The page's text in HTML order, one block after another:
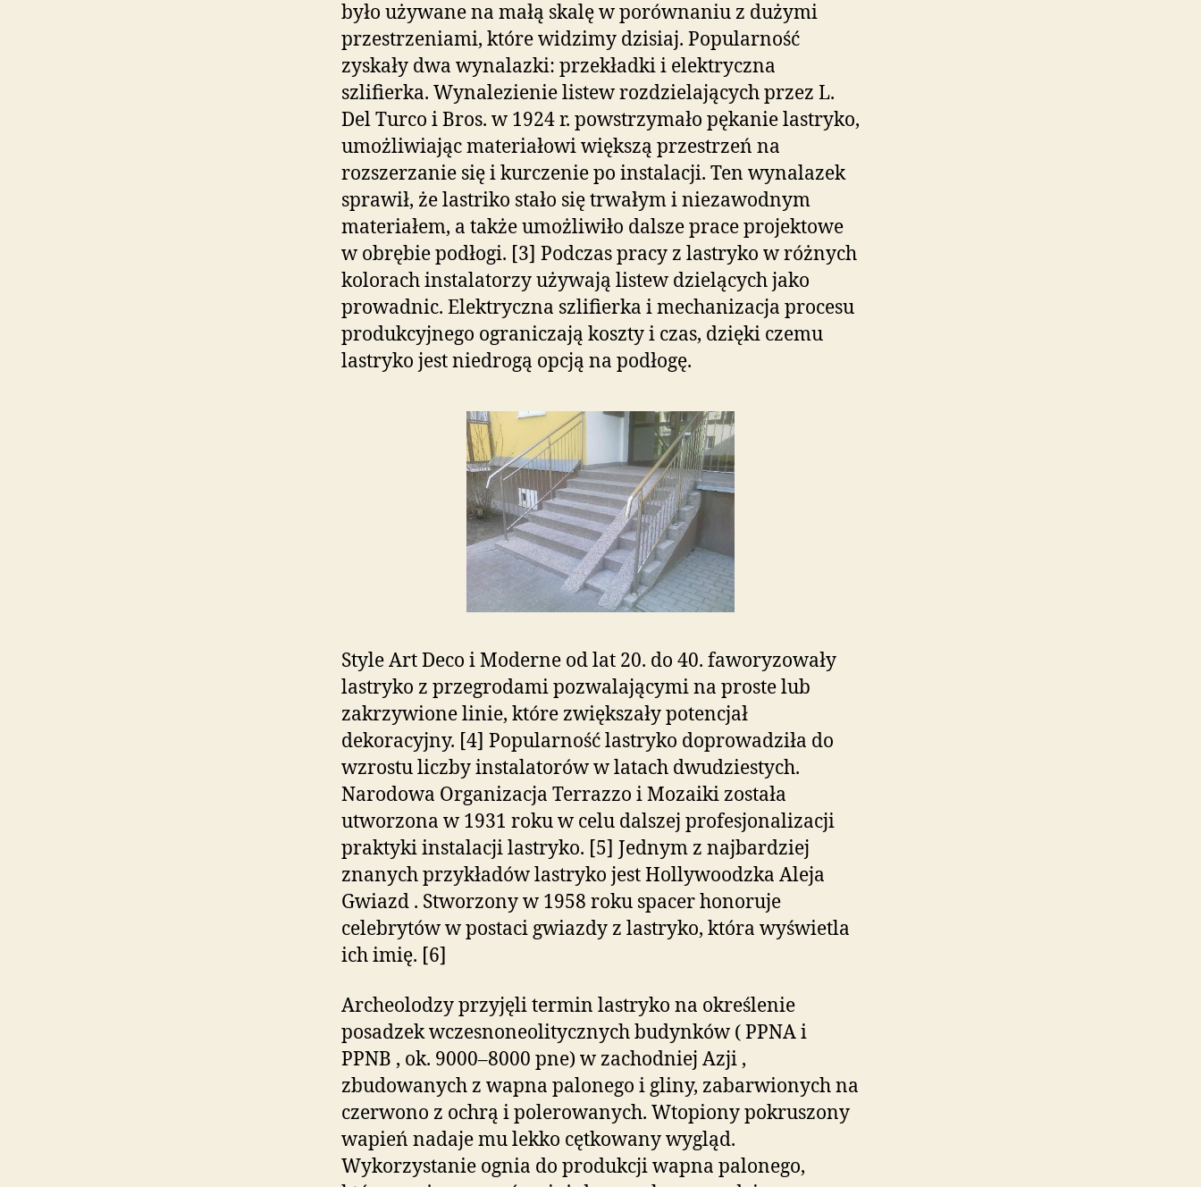
było używane na małą skalę w porównaniu z dużymi
przestrzeniami, które widzimy dzisiaj. Popularność
zyskały dwa wynalazki: przekładki i elektryczna
szlifierka. Wynalezienie listew rozdzielających przez L.
Del Turco i Bros. w 1924 r. powstrzymało pękanie lastryko,
umożliwiając materiałowi większą przestrzeń na
rozszerzanie się i kurczenie po instalacji. Ten wynalazek
sprawił, że lastriko stało się trwałym i niezawodnym
materiałem, a także umożliwiło dalsze prace projektowe
w obrębie podłogi. [3] Podczas pracy z lastryko w różnych
kolorach instalatorzy używają listew dzielących jako
prowadnic. Elektryczna szlifierka i mechanizacja procesu
produkcyjnego ograniczają koszty i czas, dzięki czemu
lastryko jest niedrogą opcją na podłogę.
Style Art Deco i Moderne od lat 20. do 40. faworyzowały
lastryko z przegrodami pozwalającymi na proste lub
zakrzywione linie, które zwiększały potencjał
dekoracyjny. [4] Popularność lastryko doprowadziła do
wzrostu liczby instalatorów w latach dwudziestych.
Narodowa Organizacja Terrazzo i Mozaiki została
utworzona w 1931 roku w celu dalszej profesjonalizacji
praktyki instalacji lastryko. [5] Jednym z najbardziej
znanych przykładów lastryko jest Hollywoodzka Aleja
Gwiazd . Stworzony w 1958 roku spacer honoruje
celebrytów w postaci gwiazdy z lastryko, która wyświetla
ich imię. [6]
Archeolodzy przyjęli termin lastryko na określenie
posadzek wczesnoneolitycznych budynków ( PPNA i
PPNB , ok. 9000–8000 pne) w zachodniej Azji ,
zbudowanych z wapna palonego i gliny, zabarwionych na
czerwono z ochrą i polerowanych. Wtopiony pokruszony
wapień nadaje mu lekko cętkowany wygląd.
Wykorzystanie ognia do produkcji wapna palonego,